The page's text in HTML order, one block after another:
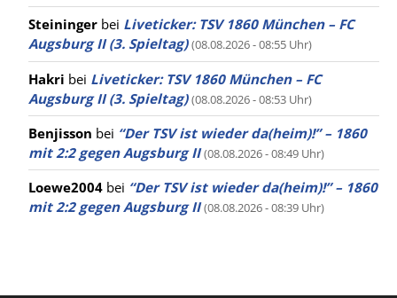
Steininger bei Liveticker: TSV 1860 München – FC
Augsburg II (3. Spieltag) (08.08.2026 - 08:55 Uhr)
Hakri bei Liveticker: TSV 1860 München – FC
Augsburg II (3. Spieltag) (08.08.2026 - 08:53 Uhr)
Benjisson bei “Der TSV ist wieder da(heim)!” – 1860
mit 2:2 gegen Augsburg II (08.08.2026 - 08:49 Uhr)
Loewe2004 bei “Der TSV ist wieder da(heim)!” – 1860
mit 2:2 gegen Augsburg II (08.08.2026 - 08:39 Uhr)